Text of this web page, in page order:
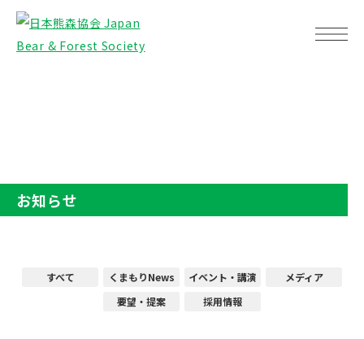
お知らせ
すべて くまもりNews イベント・講演
メディア
要望・提案
採用情報